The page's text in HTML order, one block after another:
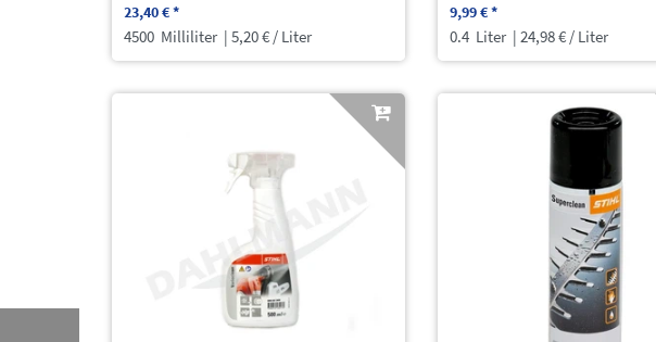
23,40 € *
4500 Milliliter | 5,20 € / Liter
9,99 € *
0.4 Liter | 24,98 € / Liter